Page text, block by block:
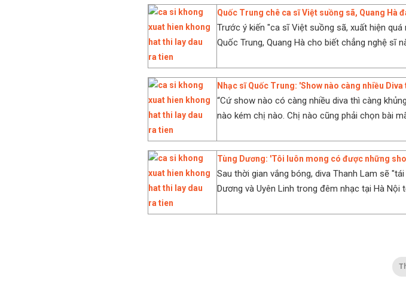
Quốc Trung chê ca sĩ Việt suồng sã, Quang Hà
Trước ý kiến "ca sĩ Việt suồng sã, xuất hiện quá
Quốc Trung, Quang Hà cho biết chẳng nghệ sĩ
Nhạc sĩ Quốc Trung: 'Show nào càng nhiều
“Cứ show nào có càng nhiều diva thì càng
nào kém chị nào. Chị nào cũng phải chọn bài
Tùng Dương: 'Tôi luôn mong có được những
Sau thời gian vắng bóng, diva Thanh Lam sẽ
Dương và Uyên Linh trong đêm nhạc tại Hà Nội